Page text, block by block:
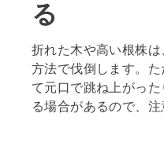
る
折れた木や高い根株
方法で伐倒します。
て元口で跳ね上がっ
る場合があるので、注